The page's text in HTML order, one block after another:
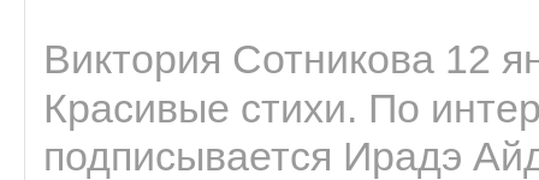
Виктория Сотникова 12
Красивые стихи. По
подписывается Ирадэ